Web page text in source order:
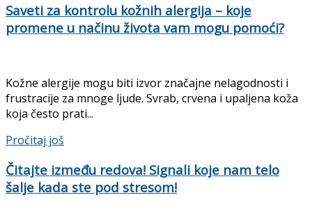
Saveti za kontrolu kožnih alergija – koje
promene u načinu života vam mogu pomoći?
Kožne alergije mogu biti izvor značajne nelagodnosti i
frustracije za mnoge ljude. Svrab, crvena i upaljena koža
koja često prati...
Pročitaj još
Čitajte između redova! Signali koje nam telo
šalje kada ste pod stresom!